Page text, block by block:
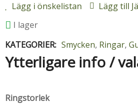
Lägg i önskelistan
Lägg till
I lager
KATEGORIER: Smycken, Ringar,
Ytterligare info /
Ringstorlek